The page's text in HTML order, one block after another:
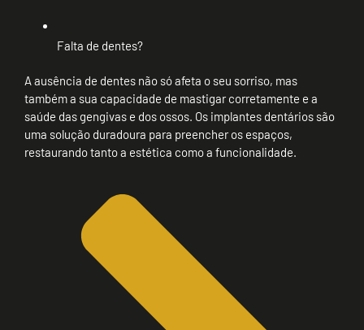
Falta de dentes?
A ausência de dentes não só afeta o seu sorriso, mas
também a sua capacidade de mastigar corretamente e a
saúde das gengivas e dos ossos. Os implantes dentários são
uma solução duradoura para preencher os espaços,
restaurando tanto a estética como a funcionalidade.